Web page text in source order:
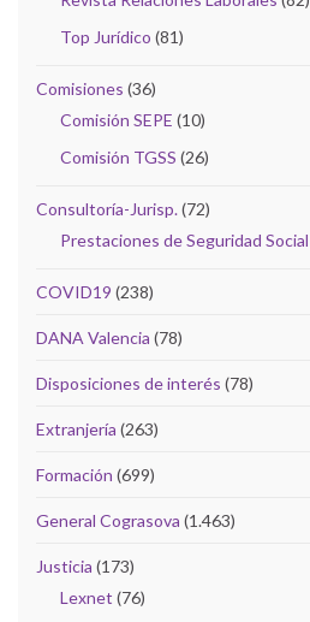
Top Jurídico (81)
Comisiones (36)
Comisión SEPE (10)
Comisión TGSS (26)
Consultoría-Jurisp.(72)
Prestaciones de Seguridad Social
COVID19 (238)
DANA Valencia (78)
Disposiciones de interés (78)
Extranjería (263)
Formación (699)
General Cograsova (1.463)
Justicia (173)
Lexnet (76)